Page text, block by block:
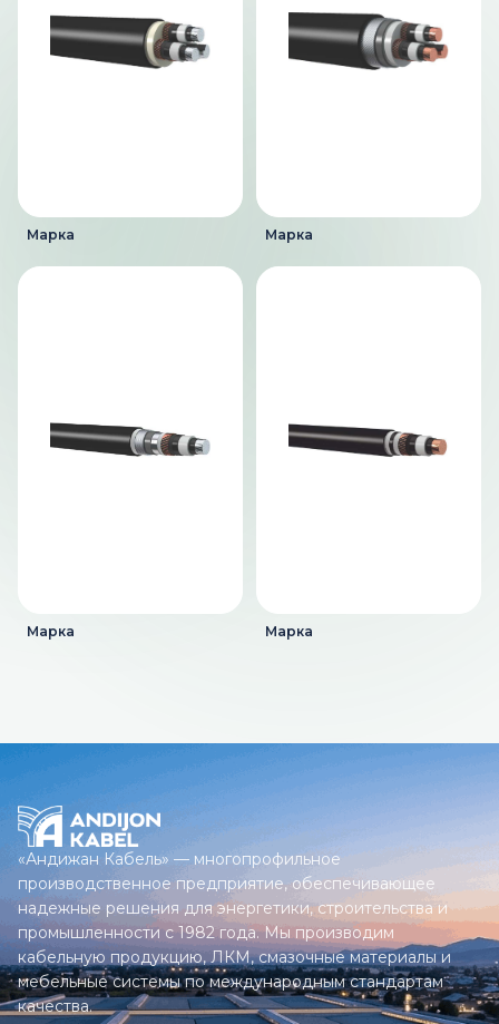
Марка Марка
Марка Марка
«Андижан Кабель» — многопрофильное
производственное предприятие, обеспечивающее
надежные решения для энергетики, строительства и
промышленности с 1982 года. Мы производим
кабельную продукцию, ЛКМ, смазочные материалы и
мебельные системы по международным стандартам
качества.